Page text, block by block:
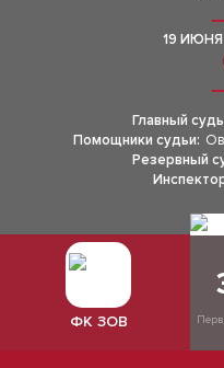
19 ИЮНЯ
Главный
Помощники судьи:
Резервный
ФК ЗОВ